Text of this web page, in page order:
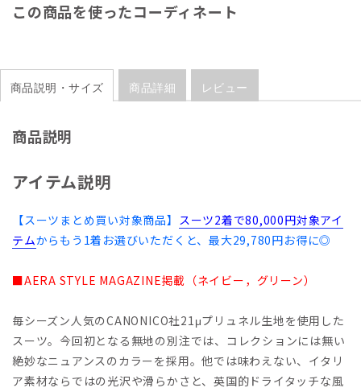
この商品を使ったコーディネート
商品説明・サイズ 商品詳細 レビュー
商品説明
アイテム説明
【スーツまとめ買い対象商品】 スーツ2着で80,000円対象アイ
テムからもう1着お選びいただくと、最大29,780円お得に◎
■AERA STYLE MAGAZINE掲載（ネイビー，グリーン）
毎シーズン人気のCANONICO社21μプリュネル生地を使用した
スーツ。今回初となる無地の別注では、コレクションには無い
絶妙なニュアンスのカラーを採用。他では味わえない、イタリ
ア素材ならではの光沢や滑らかさと、英国的ドライタッチな風